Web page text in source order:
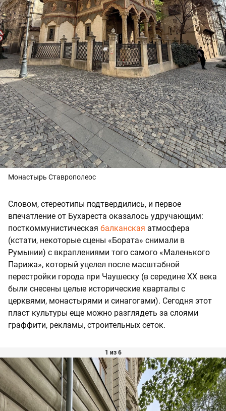
Монастырь Ставрополеос
Словом, стереотипы подтвердились, и первое
впечатление от Бухареста оказалось удручающим:
посткоммунистическая балканская атмосфера
(кстати, некоторые сцены «Бората» снимали в
Румынии) с вкраплениями того самого «Маленького
Парижа», который уцелел после масштабной
перестройки города при Чаушеску (в середине XX века
были снесены целые исторические кварталы с
церквями, монастырями и синагогами). Сегодня этот
пласт культуры еще можно разглядеть за слоями
граффити, рекламы, строительных сеток.
1 из 6